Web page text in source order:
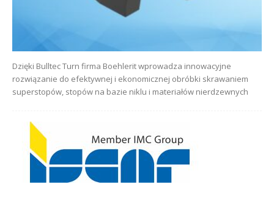
Dzięki Bulltec Turn firma Boehlerit wprowadza innowacyjne
rozwiązanie do efektywnej i ekonomicznej obróbki skrawaniem
superstopów, stopów na bazie niklu i materiałów nierdzewnych